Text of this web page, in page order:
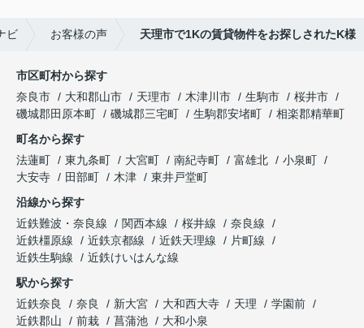
ビ お客様の声 天理市で1Kの賃貸物件をお探しされたK様
市区町村から探す
奈良市
大和郡山市 天理市 木津川市 生駒市
桜井市
磯城郡田原本町
磯城郡三宅町 生駒郡安堵町
相楽郡精華町
町名から探す
法蓮町
東九条町 大宮町 南紀寺町 富雄北
小泉町
大安寺
田部町 木津
東井戸堂町
沿線から探す
近鉄難波・奈良線
関西本線 桜井線
奈良線
近鉄橿原線
近鉄京都線 近鉄天理線
片町線
近鉄生駒線
近鉄けいはんな線
駅から探す
近鉄奈良
奈良 新大宮 大和西大寺 天理
学園前
近鉄郡山
前栽 菖蒲池 大和小泉